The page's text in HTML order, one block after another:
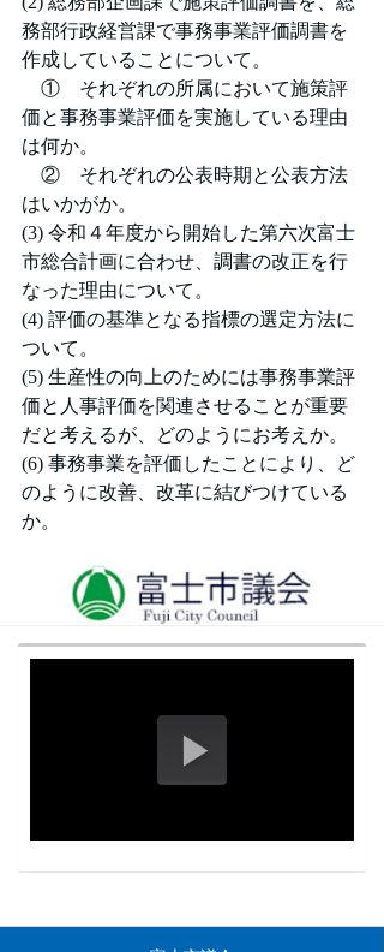
務部行政経営課で事務事業評価調書を
作成していることについて。
①　それぞれの所属において施策評
価と事務事業評価を実施している理由
は何か。
②　それぞれの公表時期と公表方法
はいかがか。
(3) 令和４年度から開始した第六次富士
市総合計画に合わせ、調書の改正を行
なった理由について。
(4) 評価の基準となる指標の選定方法に
ついて。
(5) 生産性の向上のためには事務事業評
価と人事評価を関連させることが重要
だと考えるが、どのようにお考えか。
(6) 事務事業を評価したことにより、ど
のように改善、改革に結びつけている
か。